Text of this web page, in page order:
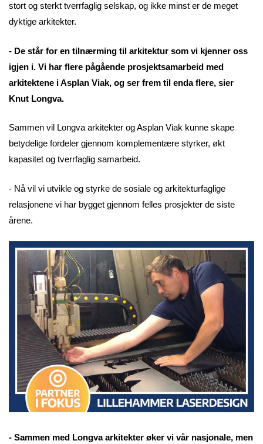
stort og sterkt tverrfaglig selskap, og ikke minst er de meget
dyktige arkitekter.
- De står for en tilnærming til arkitektur som vi kjenner oss
igjen i. Vi har flere pågående prosjektsamarbeid med
arkitektene i Asplan Viak, og ser frem til enda flere, sier
Knut Longva.
Sammen vil Longva arkitekter og Asplan Viak kunne skape
betydelige fordeler gjennom komplementære styrker, økt
kapasitet og tverrfaglig samarbeid.
- Nå vil vi utvikle og styrke de sosiale og arkitekturfaglige
relasjonene vi har bygget gjennom felles prosjekter de siste
årene.
- Sammen med Longva arkitekter øker vi vår nasjonale, men